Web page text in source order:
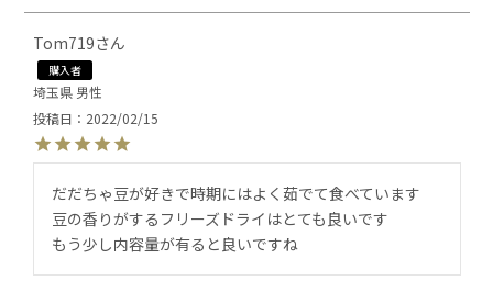
Tom719
購入者
埼玉県 男性
投稿日
2022/02/15
だだちゃ豆が好きで時期にはよく茹でて食べています
豆の香りがするフリーズドライはとても良いです
もう少し内容量が有ると良いですね